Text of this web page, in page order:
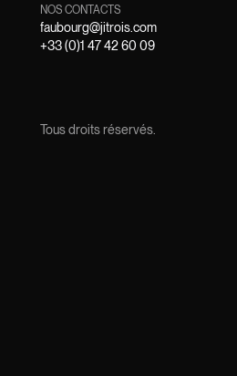
NOS CONTACTS
faubourg@jitrois.com
+33 (0)1 47 42 60 09
Tous droits réservés.